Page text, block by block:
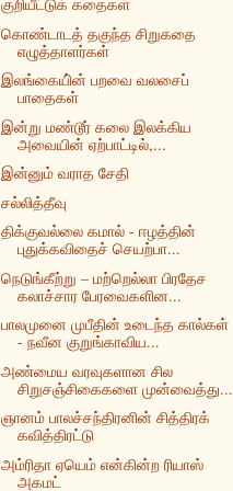
கொண்டாடத் தகுந்த சிறுகதை
எழுத்தாளர்கள்
இலங்கையி்ன் பறவை வலசைப்
பாதைகள்
இன்று மண்டூர் கலை இலக்கிய
அவையின் ஏற்பாட்டில்,...
இன்னும் வராத சேதி
சல்லித்தீவு
திக்குவல்லை கமால் - ஈழத்தின்
புதுக்கவிதைச் செயற்பா...
நெடுங்கீற்று – மற்றெல்லா பிரதேச
கலாச்சார பேரவைகளின...
பாலமுனை முபீதின் உடைந்த கால்கள்
- நவீன குறுங்காவிய...
அண்மைய வரவுகளான சில
சிறுசஞ்சிகைகளை முன்வைத்து...
ஞானம் பாலச்சந்திரனின் சித்திரக்
கவித்திரட்டு
அம்ரிதா ஏயெம் என்கின்ற ரியாஸ்
அகமட்